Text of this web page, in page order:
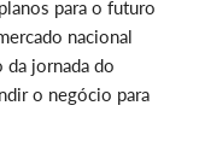
para o futuro
nacional
da jornada do
o negócio para